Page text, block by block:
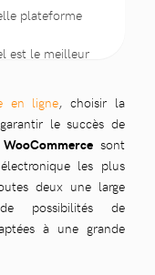
en ligne, choisir la
le succès de
sont
les plus
deux une large
possibilités de
à une grande
plateforme
est le meilleur
Magento ou
marketing